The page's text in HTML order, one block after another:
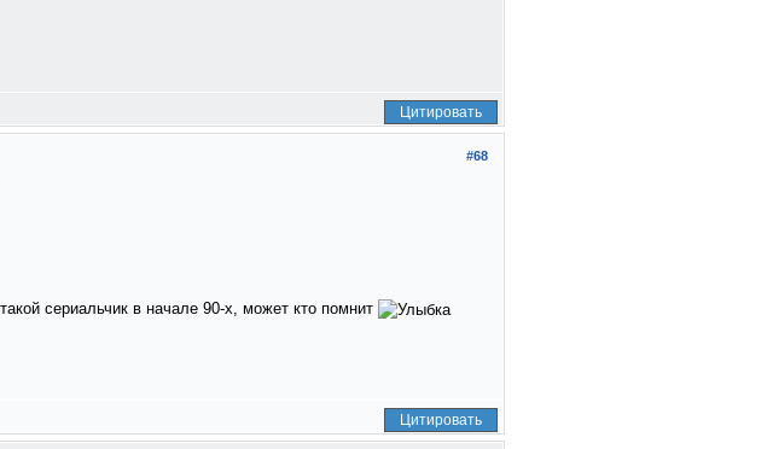
Цитировать
#68
сериальчик в начале 90-х, может кто помнит
Цитировать